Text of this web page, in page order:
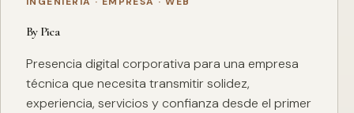
By Pica
Presencia digital corporativa para una empresa
técnica que necesita transmitir solidez,
experiencia, servicios y confianza desde el primer